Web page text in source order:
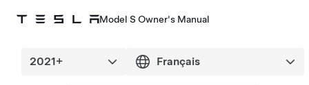
Model S Owner's Manual